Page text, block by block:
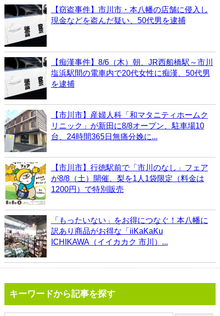
【窃盗事件】市川市・本八幡の店舗に侵入し
現金などを盗んだ疑い、50代男を逮捕
【痴漢事件】8/6（木）朝、JR西船橋駅～市川
塩浜駅間の電車内で20代女性に痴漢、50代男
を逮捕
【市川市】産婦人科「和マタニティホームク
リニック」が新田に8/8オープン、駐車場10
台、24時間365日無痛分娩に...
【市川市】行徳駅前で「市川のなし」フェア
が8/8（土）開催、梨を1人1袋限定（料金は
1200円）で特別販売
「もったいない」をお得につなぐ！本八幡に
訳あり商品がお得な「iiKaKaKu
ICHIKAWA（イイカカク 市川）...
キーワードから記事を探す